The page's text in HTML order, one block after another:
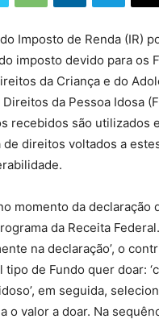
Imposto de Renda (IR)
imposto devido para os
da Criança e do
Direitos da Pessoa Idosa
recebidos são utilizados
de direitos voltados a
momento da declaração
da Receita
na declaração’, o
de Fundo quer doar:
em seguida,
o valor a doar. Na